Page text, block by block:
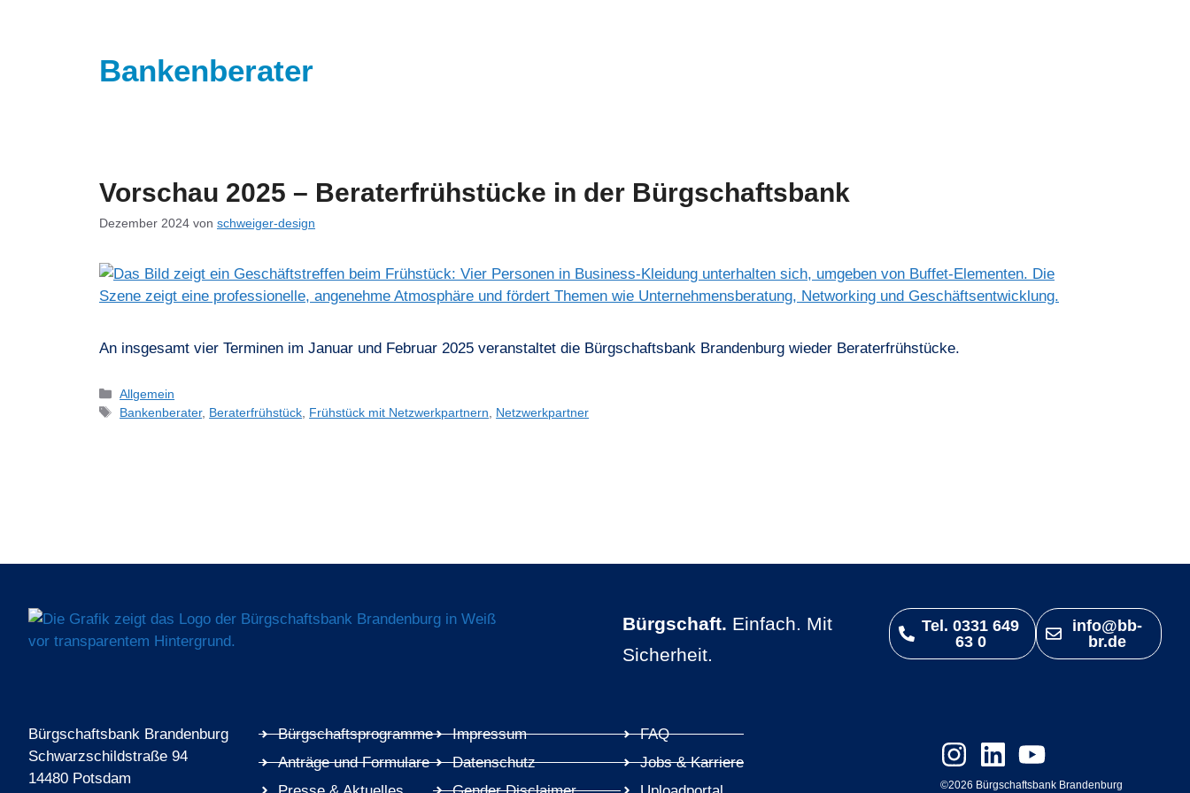
Bankenberater
Vorschau 2025 – Beraterfrühstücke in der Bürgschaftsbank
Dezember 2024 von schweiger-design
An insgesamt vier Terminen im Januar und Februar 2025 veranstaltet die Bürgschaftsbank Brandenburg wieder Beraterfrühstücke.
Allgemein
Bankenberater, Beraterfrühstück Frühstück mit Netzwerkpartnern Netzwerkpartner
Bürgschaft. Einfach. Mit
Sicherheit.
Tel. 0331 649
63 0
info@bb-
br.de
Bürgschaftsbank Brandenburg
Schwarzschildstraße 94
14480 Potsdam
Bürgschaftsprogramme
Anträge und Formulare
Impressum
Datenschutz
FAQ
Jobs & Karriere
©2026 Bürgschaftsbank Brandenburg